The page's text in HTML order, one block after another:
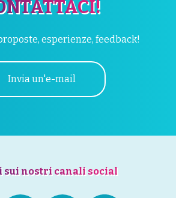
esperienze, feedback!
Invia un'e-mail
sui nostri canali social